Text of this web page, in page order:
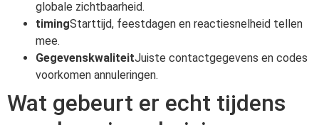
globale zichtbaarheid.
timingStarttijd, feestdagen en reactiesnelheid tellen
mee.
GegevenskwaliteitJuiste contactgegevens en codes
voorkomen annuleringen.
Wat gebeurt er echt tijdens